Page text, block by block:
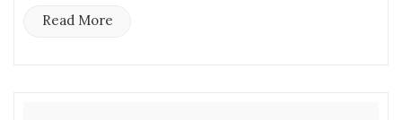
Read More